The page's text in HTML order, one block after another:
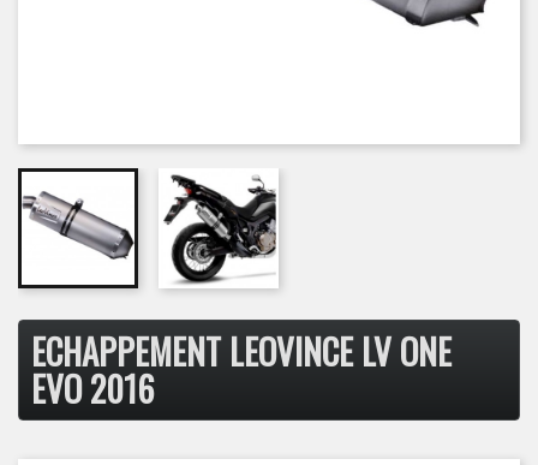
ECHAPPEMENT LEOVINCE LV ONE
EVO 2016